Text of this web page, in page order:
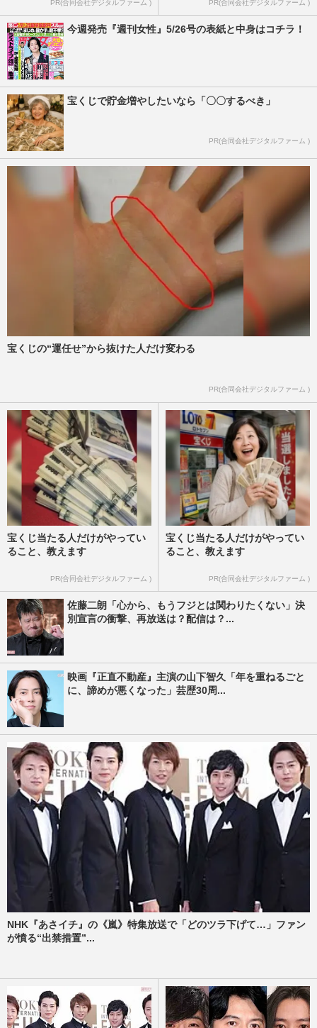
PR(合同会社デジタルファーム ) PR(合同会社デジタルファーム )
今週発売『週刊女性』5/26号の表紙と中身はコチラ！
宝くじで貯金増やしたいなら「〇〇するべき」
PR(合同会社デジタルファーム )
宝くじの“運任せ”から抜けた人だけ変わる
PR(合同会社デジタルファーム )
宝くじ当たる人だけがやってい
ること、教えます
PR(合同会社デジタルファーム )
宝くじ当たる人だけがやってい
ること、教えます
PR(合同会社デジタルファーム )
佐藤二朗「心から、もうフジとは関わりたくない」決
別宣言の衝撃、再放送は？配信は？...
映画『正直不動産』主演の山下智久「年を重ねるごと
に、諦めが悪くなった」芸歴30周...
NHK『あさイチ』の《嵐》特集放送で「どのツラ下げて…」ファン
が憤る“出禁措置”...